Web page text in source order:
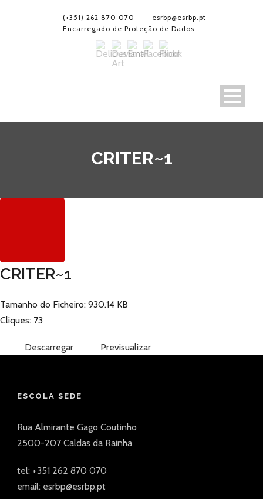
(+351) 262 870 070
esrbp@esrbp.pt
Encarregado de Proteção de Dados
CRITER~1
CRITER~1
Tamanho do Ficheiro: 930.14 KB
Cliques: 73
Descarregar Previsualizar
ESCOLA SEDE
Rua Almirante Gago Coutinho
2500-207 Caldas da Rainha
tel: +351 262 870 070
email: esrbp@esrbp.pt